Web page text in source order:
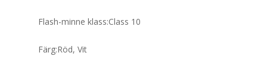
Flash-minne klass:Class 10
Färg:Röd, Vit